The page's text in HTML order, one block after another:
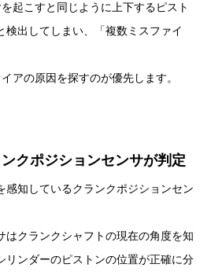
起こすと同じように上下するピスト
検出してしまい、「複数ミスファイ
アの原因を探すのが優先します。
クポジションセンサが判定
感知しているクランクポジションセン
はクランクシャフトの現在の角度を知
リンダーのピストンの位置が正確に分